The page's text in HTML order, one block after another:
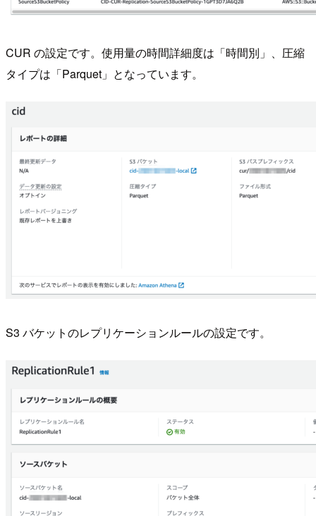
CUR の設定です。使用量の時間詳細度は「時間別」、圧縮
タイプは「Parquet」となっています。
S3 バケットのレプリケーションルールの設定です。